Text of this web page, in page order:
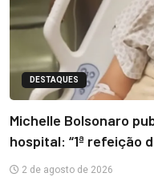
DESTAQUES
Michelle Bolsonaro
hospital: “1ª refeição
2 de agosto de 2026